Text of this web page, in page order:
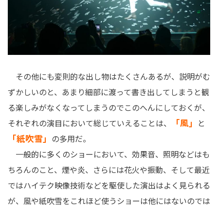
その他にも変則的な出し物はたくさんあるが、説明がむ
ずかしいのと、あまり細部に渡って書き出してしまうと観
る楽しみがなくなってしまうのでこのへんにしておくが、
それぞれの演目において総じていえることは、
「風」 と
「紙吹雪」
の多用だ。
一般的に多くのショーにおいて、効果音、照明などはも
ちろんのこと、煙や炎、さらには花火や振動、そして最近
ではハイテク映像技術などを駆使した演出はよく見られる
が、風や紙吹雪をこれほど使うショーは他にはないのでは